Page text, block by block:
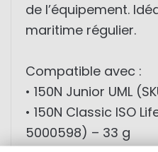
de l’équipement.
maritime régulier.
Compatible avec :
• 150N Junior UML
• 150N Classic ISO
5000598) – 33 g